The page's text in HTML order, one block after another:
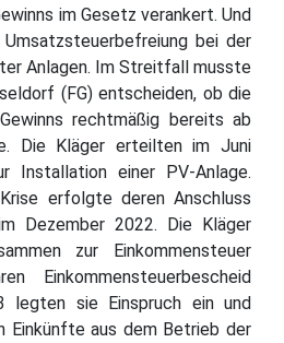
im Gesetz verankert. Und
bei der
Anlagen. Im Streitfall musste
(FG) entscheiden, ob die
rechtmäßig bereits ab
Die Kläger erteilten im Juni
Installation einer PV-Anlage.
erfolgte deren Anschluss
Dezember 2022. Die Kläger
zur Einkommensteuer
Einkommensteuerbescheid
legten sie Einspruch ein und
Einkünfte aus dem Betrieb der